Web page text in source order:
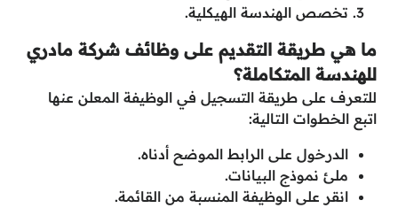
تخصص الهندسة الهيكلية.
ما هي طريقة التقديم على وظائف شركة مادري
للهندسة المتكاملة؟
للتعرف على طريقة التسجيل في الوظيفة المعلن عنها
اتبع الخطوات التالية:
الدرخول على الرابط الموضح أدناه.
ملئ نموذج البيانات.
انقر على الوظيفة المنسبة من القائمة.